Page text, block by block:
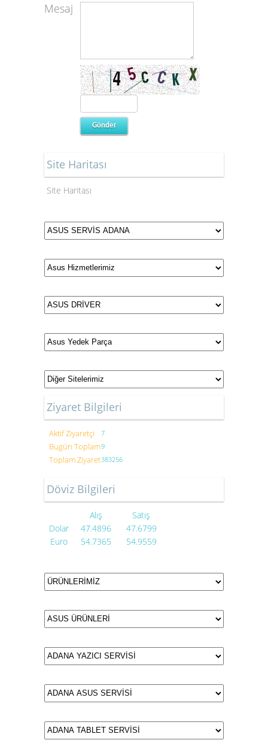
Mesaj
Site Haritası
Site Haritası
Ziyaret Bilgileri
Aktif Ziyaretçi 7
Bugün Toplam9
Toplam Ziyaret383256
Döviz Bilgileri
Alış
Satış
Dolar
47.4896
47.6799
Euro
54.7365 54.9559